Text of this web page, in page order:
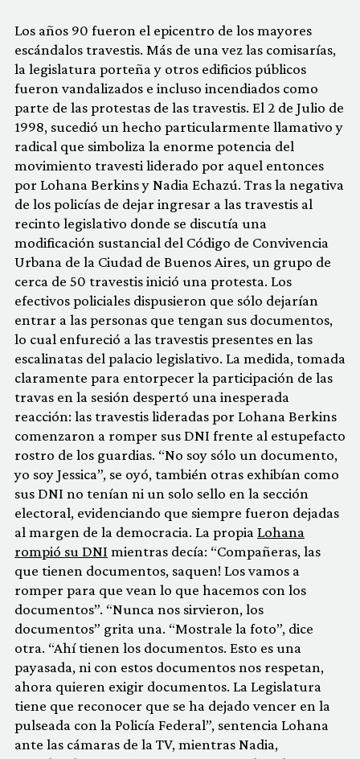
Los años 90 fueron el epicentro de los mayores
escándalos travestis. Más de una vez las comisarías,
la legislatura porteña y otros edificios públicos
fueron vandalizados e incluso incendiados como
parte de las protestas de las travestis. El 2 de Julio de
1998, sucedió un hecho particularmente llamativo y
radical que simboliza la enorme potencia del
movimiento travesti liderado por aquel entonces
por Lohana Berkins y Nadia Echazú. Tras la negativa
de los policías de dejar ingresar a las travestis al
recinto legislativo donde se discutía una
modificación sustancial del Código de Convivencia
Urbana de la Ciudad de Buenos Aires, un grupo de
cerca de 50 travestis inició una protesta. Los
efectivos policiales dispusieron que sólo dejarían
entrar a las personas que tengan sus documentos,
lo cual enfureció a las travestis presentes en las
escalinatas del palacio legislativo. La medida, tomada
claramente para entorpecer la participación de las
travas en la sesión despertó una inesperada
reacción: las travestis lideradas por Lohana Berkins
comenzaron a romper sus DNI frente al estupefacto
rostro de los guardias. “No soy sólo un documento,
yo soy Jessica”, se oyó, también otras exhibían como
sus DNI no tenían ni un solo sello en la sección
electoral, evidenciando que siempre fueron dejadas
al margen de la democracia. La propia Lohana
rompió su DNI mientras decía: “Compañeras, las
que tienen documentos, saquen! Los vamos a
romper para que vean lo que hacemos con los
documentos”. “Nunca nos sirvieron, los
documentos” grita una. “Mostrale la foto”, dice
otra. “Ahí tienen los documentos. Esto es una
payasada, ni con estos documentos nos respetan,
ahora quieren exigir documentos. La Legislatura
tiene que reconocer que se ha dejado vencer en la
pulseada con la Policía Federal”, sentencia Lohana
ante las cámaras de la TV, mientras Nadia,